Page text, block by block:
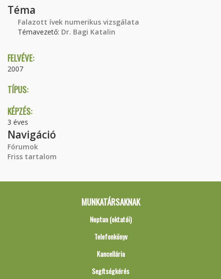
Téma
Falazott ívek numerikus vizsgálata
Témavezető: Dr. Bagi Katalin
FELVÉVE:
2007
TÍPUS:
KÉPZÉS:
3 éves
Navigáció
Fórumok
Friss tartalom
MUNKATÁRSAKNAK
Neptun (oktatói)
Telefonkönyv
Kancellária
Segítségkérés